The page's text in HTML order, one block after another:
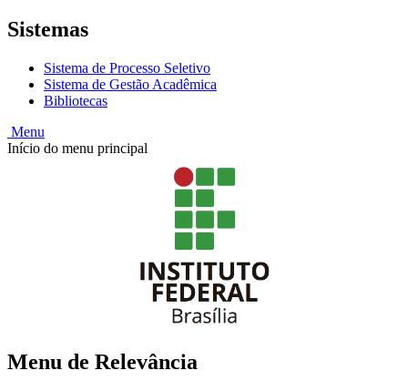
Sistemas
Sistema de Processo Seletivo
Sistema de Gestão Acadêmica
Bibliotecas
Menu
Início do menu principal
Menu de Relevância